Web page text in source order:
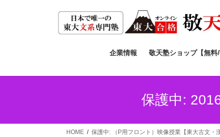
ス
ン
企業情報 敬天塾ショップ【無料/
保護中:
HOME 保護中: （P用フロント）映像授業【東大古文・